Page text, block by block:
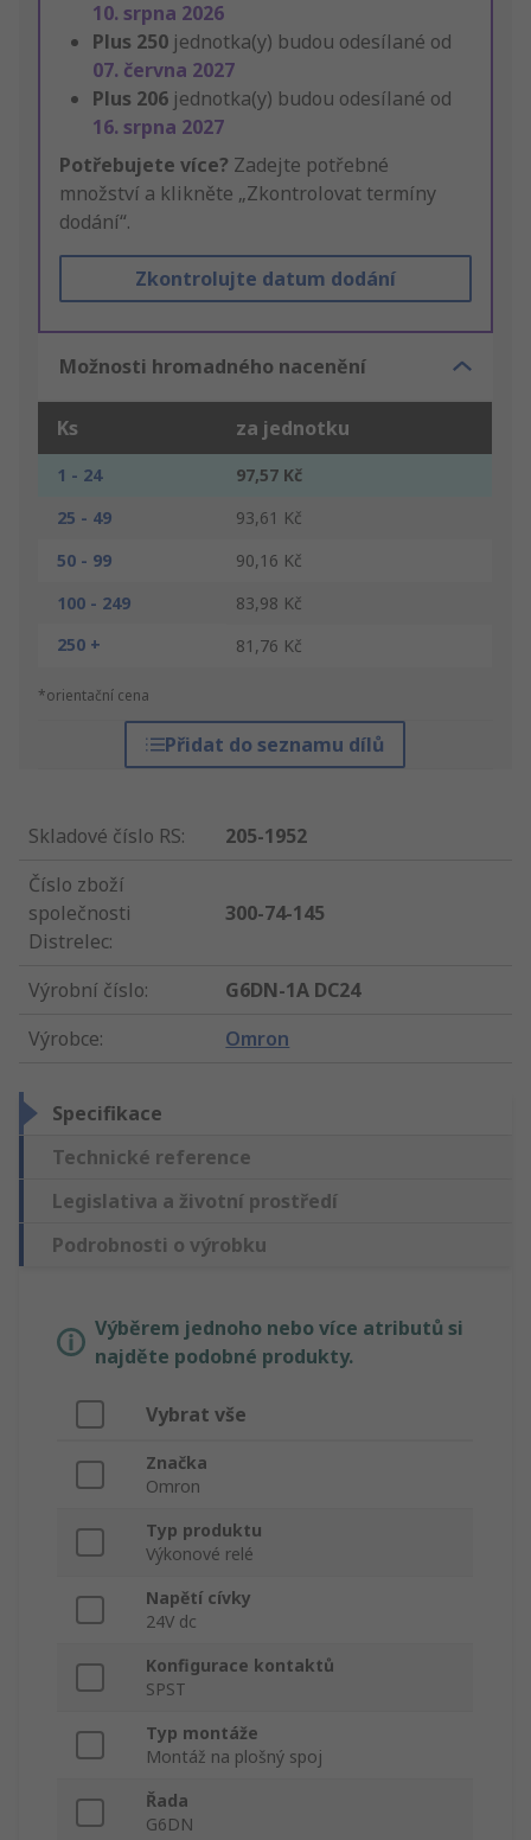
10. srpna 2026
Plus 250 jednotka(y) budou odesílané od
07. června 2027
Plus 206 jednotka(y) budou odesílané od
16. srpna 2027
Potřebujete více? Zadejte potřebné
množství a klikněte „Zkontrolovat termíny
dodání“.
Zkontrolujte datum dodání
Možnosti hromadného nacenění
Ks za jednotku
1 - 24
97,57 Kč
25 - 49
93,61 Kč
50 - 99
90,16 Kč
100 - 249
83,98 Kč
250 +
81,76 Kč
*orientační cena
Přidat do seznamu dílů
Skladové číslo RS:
205-1952
Číslo zboží
společnosti
Distrelec:
300-74-145
Výrobní číslo:
G6DN-1A DC24
Výrobce: Omron
Specifikace
Technické reference
Legislativa a životní prostředí
Podrobnosti o výrobku
Výběrem jednoho nebo více atributů si
najděte podobné produkty.
Vybrat vše
Značka
Omron
Typ produktu
Výkonové relé
Napětí cívky
24V dc
Konfigurace kontaktů
SPST
Typ montáže
Montáž na plošný spoj
Řada
G6DN